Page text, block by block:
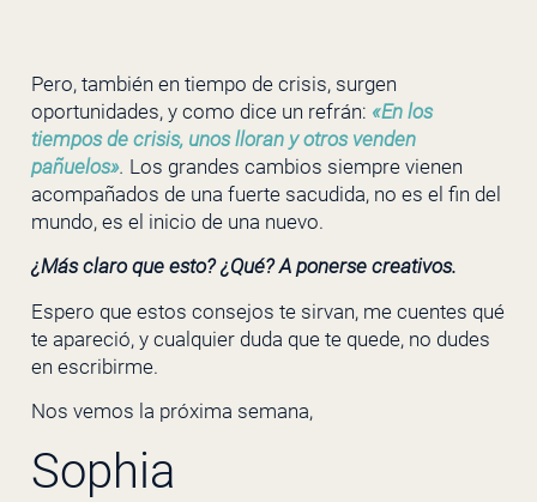
Pero, también en tiempo de crisis, surgen
oportunidades, y como dice un refrán: «En los
tiempos de crisis, unos lloran y otros venden
pañuelos». Los grandes cambios siempre vienen
acompañados de una fuerte sacudida, no es el fin del
mundo, es el inicio de una nuevo.
¿Más claro que esto? ¿Qué? A ponerse creativos.
Espero que estos consejos te sirvan, me cuentes qué
te apareció, y cualquier duda que te quede, no dudes
en escribirme.
Nos vemos la próxima semana,
Sophia